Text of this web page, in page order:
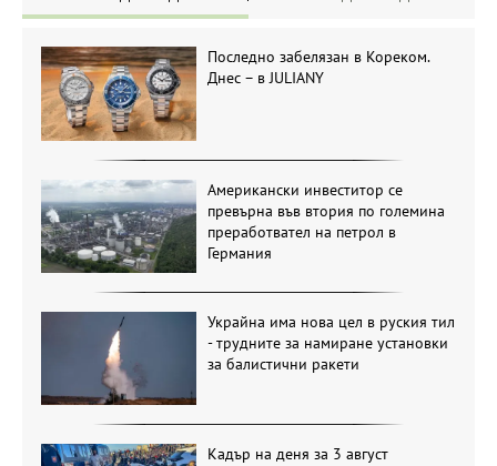
Последно забелязан в Кореком.
Днес – в JULIANY
Американски инвеститор се
превърна във втория по големина
преработвател на петрол в
Германия
Украйна има нова цел в руския тил
- трудните за намиране установки
за балистични ракети
Кадър на деня за 3 август